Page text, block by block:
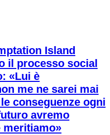
Island
il processo social
«Lui è
me ne sarei mai
conseguenze ogni
avremo
meritiamo»